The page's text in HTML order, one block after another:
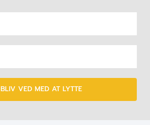
BLIV VED MED AT LYTTE